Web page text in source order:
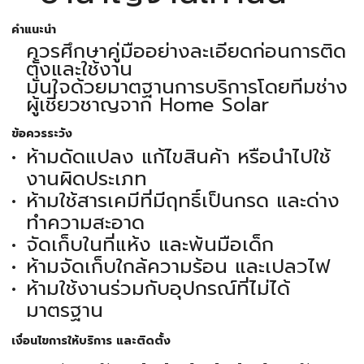
คำแนะนำ
ควรศึกษาคู่มืออย่างละเอียดก่อนการติด
ตั้งและใช้งาน
มั่นใจด้วยมาตฐานการบริการโดยทีมช่าง
ผู้เชี่ยวชาญจาก Home Solar
ข้อควรระวัง
ห้ามดัดแปลง แก้ไขสินค้า หรือนำไปใช้
งานผิดประเภท
ห้ามใช้สารเคมีที่มีฤทธิ์เป็นกรด และด่าง
ทำความสะอาด
จัดเก็บในที่แห้ง และพ้นมือเด็ก
ห้ามจัดเก็บใกล้ความร้อน และเปลวไฟ
ห้ามใช้งานร่วมกับอุปกรณ์ที่ไม่ได้
มาตรฐาน
เงื่อนไขการให้บริการ และติดตั้ง